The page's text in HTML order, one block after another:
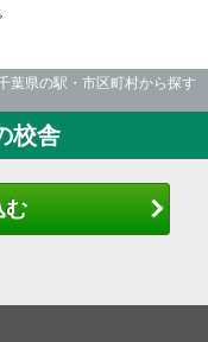
葉県の駅・市区町村から探す
校舎
む